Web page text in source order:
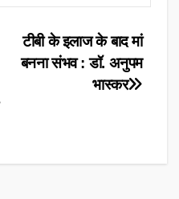
टीबी के इलाज के बाद मां
बनना संभव : डॉ. अनुपम
भास्कर